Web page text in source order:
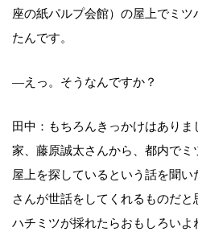
座の紙パルプ会館）の屋上でミ
たんです。
―えっ。そうなんですか？
田中：もちろんきっかけはあり
家、藤原誠太さんから、都内でミ
屋上を探しているという話を聞
さんが世話をしてくれるものだ
ハチミツが採れたらおもしろい